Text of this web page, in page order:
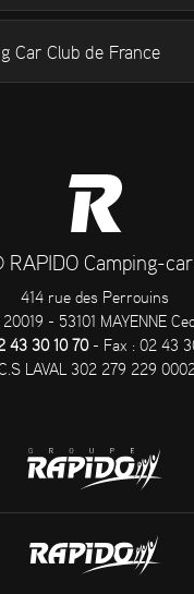
Car Club de France
RAPIDO Camping-
414 rue des Perrouins
20019 - 53101 MAYENNE
43 30 10 70- Fax : 02 43
LAVAL 302 279 229